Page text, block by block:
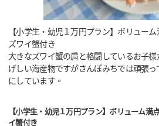
【小学生・幼児１万円プラン】ボリュー
ズワイ蟹付き
大きなズワイ蟹の肩と格闘しているお子
げしい海産物ですがさんぽみちでは頑張
にしています。
【小学生・幼児１万円プラン】ボリューム満
イ蟹付き